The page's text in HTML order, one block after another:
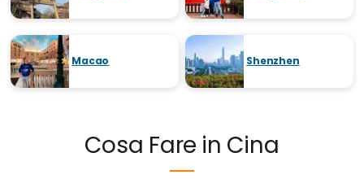
Macao Shenzhen
Cosa Fare in Cina